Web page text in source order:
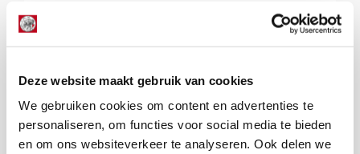
Deze website maakt gebruik van cookies
We gebruiken cookies om content en advertenties te
personaliseren, om functies voor social media te bieden
en om ons websiteverkeer te analyseren. Ook delen we
Jong Ajax - SC Cambuur
uur